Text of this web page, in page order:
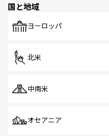
で、ホーカーズは地
国と地域
ヨーロッパ
北米
中南米
オセアニア